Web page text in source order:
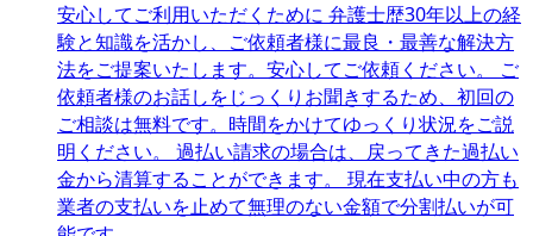
安心してご利用いただくために 弁護士歴30年以上の経
験と知識を活かし、ご依頼者様に最良・最善な解決方
法をご提案いたします。安心してご依頼ください。 ご
依頼者様のお話しをじっくりお聞きするため、初回の
ご相談は無料です。時間をかけてゆっくり状況をご説
明ください。 過払い請求の場合は、戻ってきた過払い
金から清算することができます。 現在支払い中の方も
業者の支払いを止めて無理のない金額で分割払いが可